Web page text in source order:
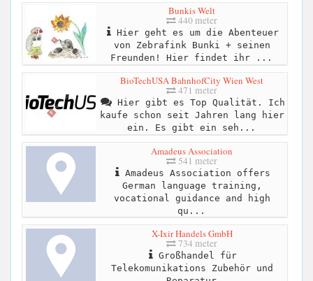
Bunkis Welt
440 meter
Hier geht es um die Abenteuer
von Zebrafink Bunki + seinen
Freunden! Hier findet ihr ...
BioTechUSA BahnhofCity Wien West
471 meter
Hier gibt es Top Qualität. Ich
kaufe schon seit Jahren lang hier
ein. Es gibt ein seh...
Amadeus Association
541 meter
Amadeus Association offers
German language training,
vocational guidance and high
qu...
X-Ixir Handels GmbH
734 meter
Großhandel für
Telekomunikations Zubehör und